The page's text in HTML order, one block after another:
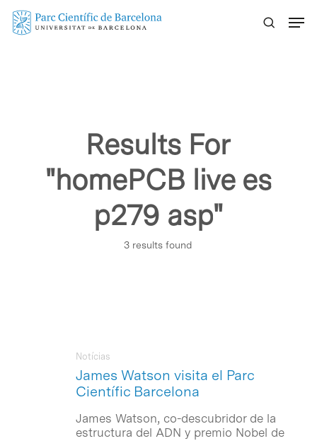
Skip
Results For
"homePCB live es
p279 asp"
3 results found
James Watson visita el Parc
Científic Barcelona
Notícias
James Watson, co-descubridor de la
estructura del ADN y premio Nobel de